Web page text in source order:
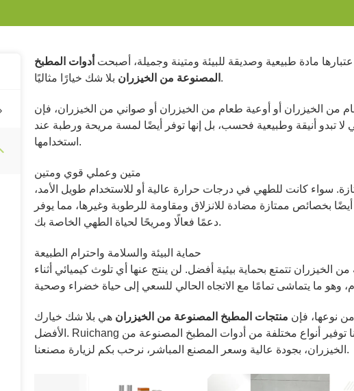
مادة طبيعية وصديقة للبيئة ومتينة وجميلة، أصبحت أدوات المطبخ
المصنوعة من الخيزران بلا شك خيارًا مثاليًا.
من الخيزران أو أوعية طعام من الخيزران أو صواني من الخيزران، فإن
تبدو أنيقة وطبيعية فحسب، بل إنها توفر أيضًا لمسة مريحة ورطبة عند
استخدامها.
متين وعملي قوي ومتين
سواء كانت للطهي في درجات حرارة عالية أو للاستخدام طويل الأمد،
أيضًا بخصائص ممتازة مضادة للانزلاق ومقاومة للرطوبة وغيرها، مما يوفر
دعمًا فعالًا ومريحًا لحياة الطهي الخاصة بك.
حماية البيئة والسلامة واحترام الطبيعة
الخيزران تتمتع بحماية بيئية أفضل. لن ينتج عنها أي تلوث كيميائي أثناء
نوعها، فإن منتجات المطبخ المصنوعة من الخيزران هي بلا شك خيارك
الأفضل. Ruichang هي مورد محترف لمنتجات المطبخ المصنوعة من الخيزران في الصين، يمكننا توفير أنواع مختلفة من أدوات المطبخ المصنوعة من
الخيزران، بجودة عالية وسعر المصنع المباشر، نرحب بكم لزيارة مصنعنا.